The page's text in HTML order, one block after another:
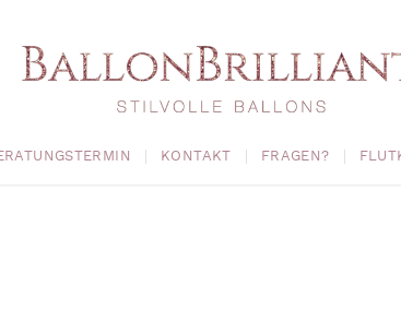
KONTAKT FRAGEN?